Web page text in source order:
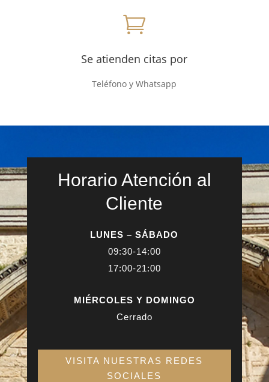

Se atienden citas por
Teléfono y Whatsapp
Horario Atención al
Cliente
LUNES – SÁBADO
09:30-14:00
17:00-21:00
MIÉRCOLES Y DOMINGO
Cerrado
VISITA NUESTRAS REDES
SOCIALES